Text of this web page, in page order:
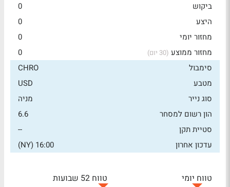
ביקוש
0
היצע
0
מחזור יומי
0
מחזור ממוצע (30 יום)
0
סימבול
CHRO
מטבע
USD
סוג נייר
מניה
הון רשום למסחר
6.6
סטיית תקן
--
עדכון אחרון
16:00 (NY)
טווח יומי
טווח 52 שבועות